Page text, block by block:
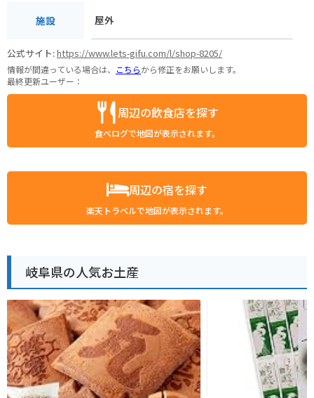
施設 屋外
公式サイト:https://www.lets-gifu.com/l/shop-8205/
情報が間違っている場合は、 こちらから修正をお願いします。
最終更新ユーザー：
周辺の飲食店を探す
食べログで地図が表示されます。
周辺の宿を探す
楽天トラベルで地図が表示されます。
岐阜県の人気お土産